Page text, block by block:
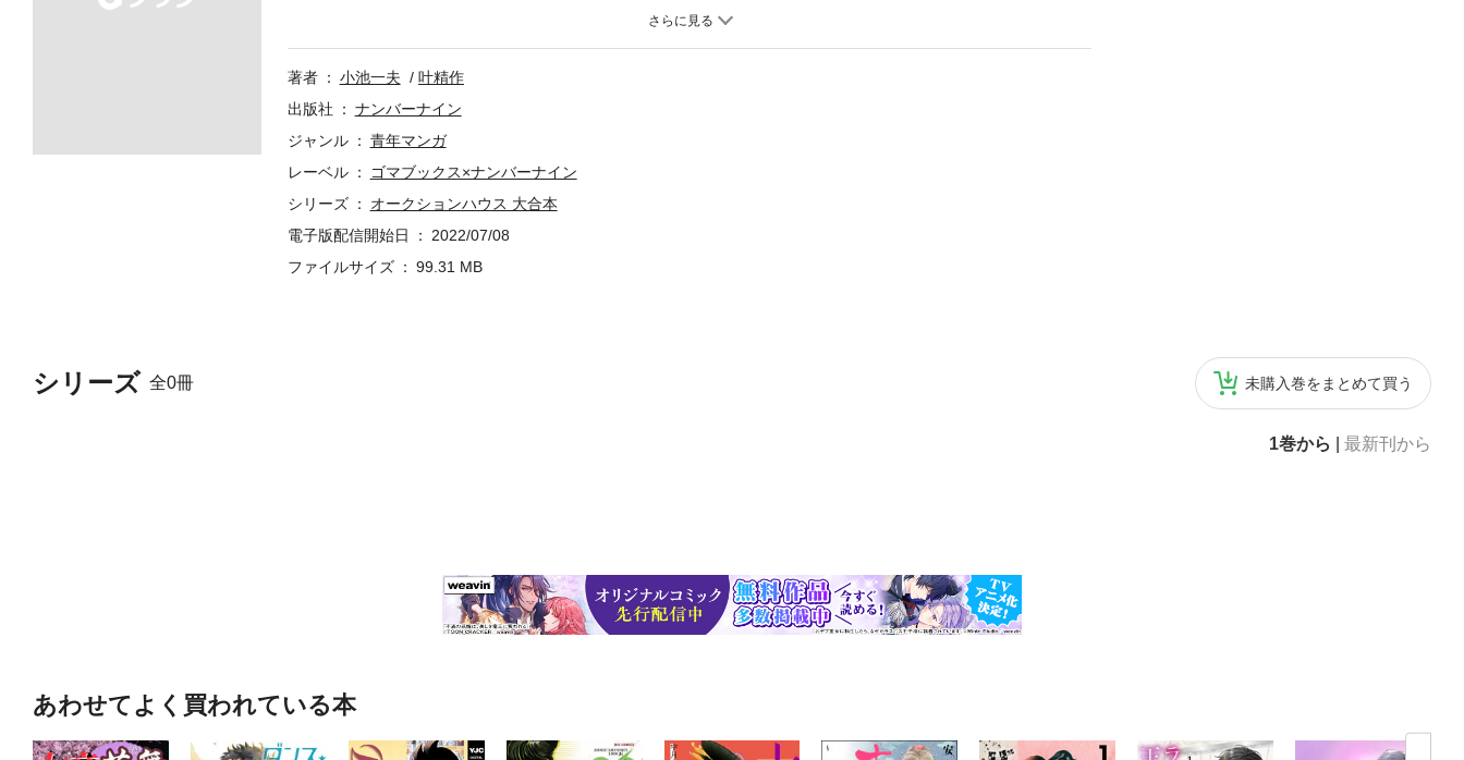
シリーズ 全0冊 未購入巻をまとめて買う
1巻から 最新刊から
道程で次々にあらわれる美術界の「闇」と対決し続ける。お得な大合本版。巻末に作者渾身のエロティックなイラス
著者 小池一夫
叶精作
出版社
ナンバーナイン
ジャンル
青年マンガ
レーベル
ゴマブックス×ナンバーナイン
シリーズ
オークションハウス 大合本
電子版配信開始日
2022/07/08
ファイルサイズ
99.31 MB
あわせてよく買われている本